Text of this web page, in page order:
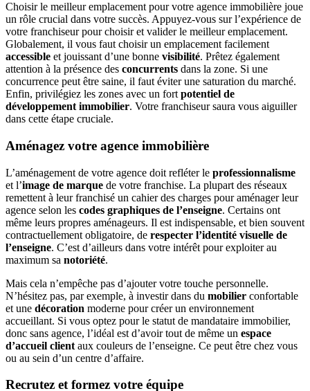
Choisir le meilleur emplacement pour votre agence immobilière joue
un rôle crucial dans votre succès. Appuyez-vous sur l’expérience de
votre franchiseur pour choisir et valider le meilleur emplacement.
Globalement, il vous faut choisir un emplacement facilement
accessible et jouissant d’une bonne visibilité. Prêtez également
attention à la présence des concurrents dans la zone. Si une
concurrence peut être saine, il faut éviter une saturation du marché.
Enfin, privilégiez les zones avec un fort potentiel de
développement immobilier. Votre franchiseur saura vous aiguiller
dans cette étape cruciale.
Aménagez votre agence immobilière
L’aménagement de votre agence doit refléter le professionnalisme
et l’image de marque de votre franchise. La plupart des réseaux
remettent à leur franchisé un cahier des charges pour aménager leur
agence selon les codes graphiques de l’enseigne. Certains ont
même leurs propres aménageurs. Il est indispensable, et bien souvent
contractuellement obligatoire, de respecter l’identité visuelle de
l’enseigne. C’est d’ailleurs dans votre intérêt pour exploiter au
maximum sa notoriété.
Mais cela n’empêche pas d’ajouter votre touche personnelle.
N’hésitez pas, par exemple, à investir dans du mobilier confortable
et une décoration moderne pour créer un environnement
accueillant. Si vous optez pour le statut de mandataire immobilier,
donc sans agence, l’idéal est d’avoir tout de même un espace
d’accueil client aux couleurs de l’enseigne. Ce peut être chez vous
ou au sein d’un centre d’affaire.
Recrutez et formez votre équipe